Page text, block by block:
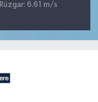
Rüzgar: 6.61 m/s